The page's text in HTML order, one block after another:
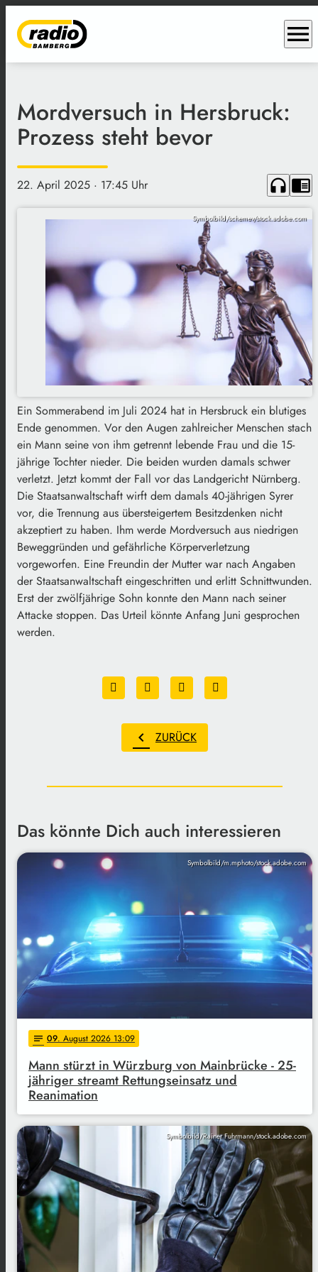
menu
Mordversuch in Hersbruck:
Prozess steht bevor
22. April 2025 · 17:45 Uhr headphones chrome_reader_mode
Symbolbild/schemev/stock.adobe.com
Ein Sommerabend im Juli 2024 hat in Hersbruck ein blutiges
Ende genommen. Vor den Augen zahlreicher Menschen stach
ein Mann seine von ihm getrennt lebende Frau und die 15-
jährige Tochter nieder. Die beiden wurden damals schwer
verletzt. Jetzt kommt der Fall vor das Landgericht Nürnberg.
Die Staatsanwaltschaft wirft dem damals 40-jährigen Syrer
vor, die Trennung aus übersteigertem Besitzdenken nicht
akzeptiert zu haben. Ihm werde Mordversuch aus niedrigen
Beweggründen und gefährliche Körperverletzung
vorgeworfen. Eine Freundin der Mutter war nach Angaben
der Staatsanwaltschaft eingeschritten und erlitt Schnittwunden.
Erst der zwölfjährige Sohn konnte den Mann nach seiner
Attacke stoppen. Das Urteil könnte Anfang Juni gesprochen
werden.
chevron_left ZURÜCK
Das könnte Dich auch interessieren
Symbolbild/m.mphoto/stock.adobe.com
notes 09. August 2026 13:09
Mann stürzt in Würzburg von Mainbrücke - 25-
jähriger streamt Rettungseinsatz und
Reanimation
Symbolbild/Rainer Fuhrmann/stock.adobe.com